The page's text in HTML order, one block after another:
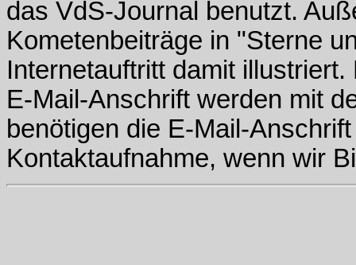
das VdS-Journal benutzt.
Kometenbeiträge in "Sterne
Internetauftritt damit
E-Mail-Anschrift werden mit
benötigen die E-Mail-
Kontaktaufnahme, wenn wir